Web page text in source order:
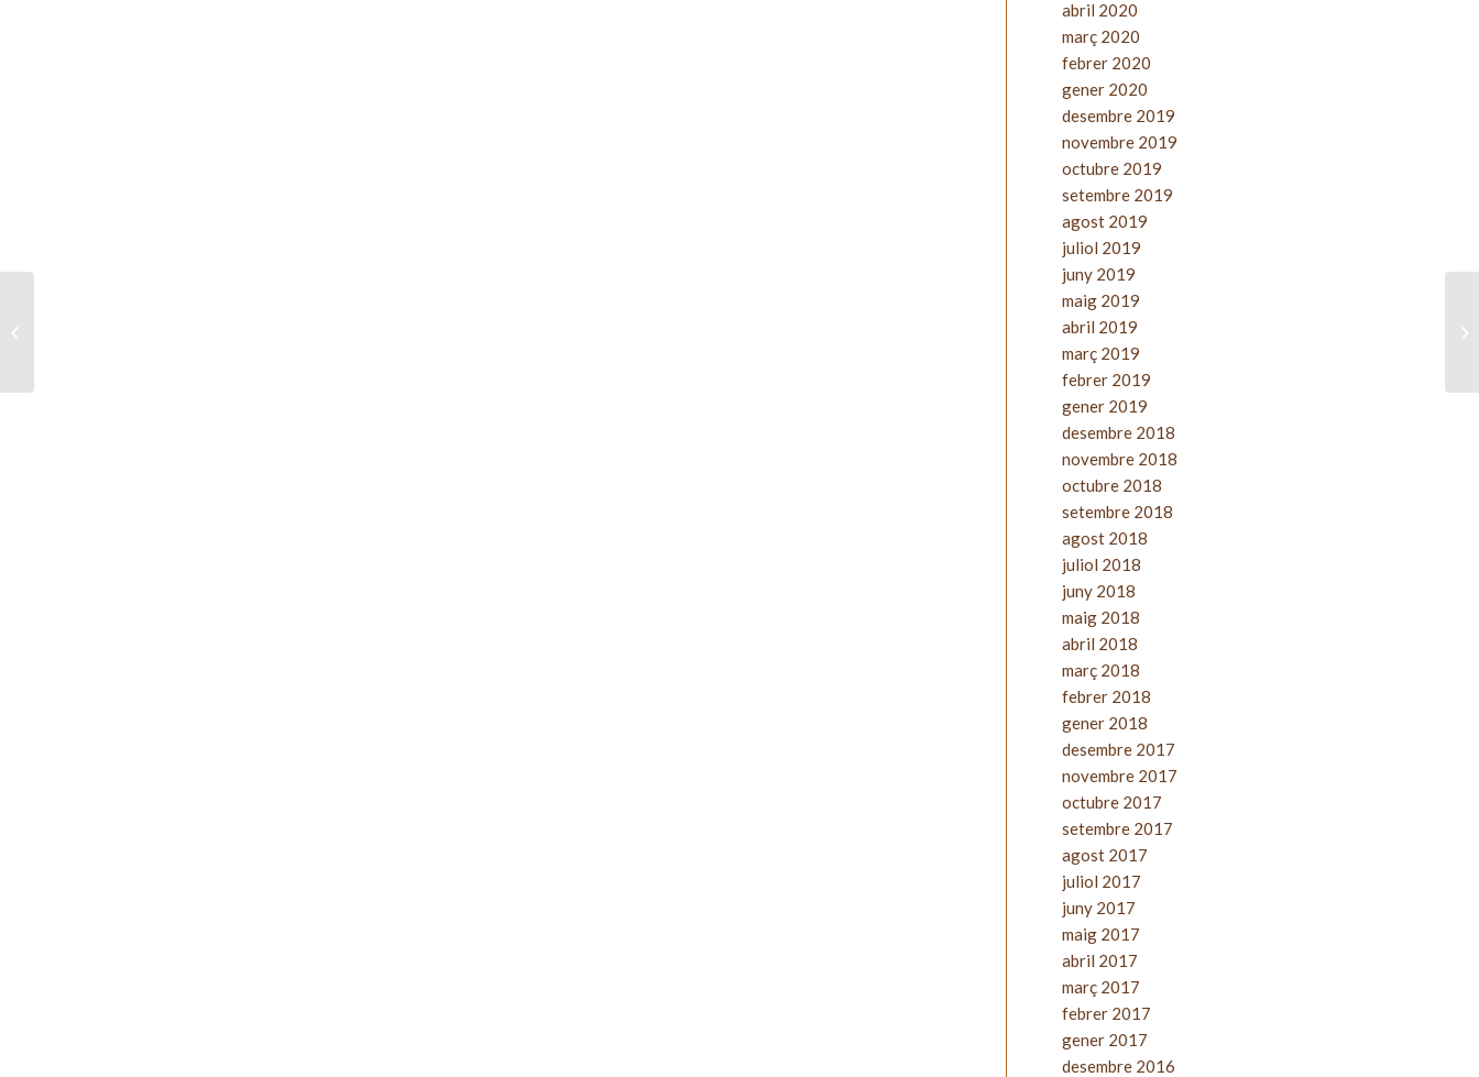
abril 2020
març 2020
febrer 2020
gener 2020
desembre 2019
novembre 2019
octubre 2019
setembre 2019
agost 2019
juliol 2019
juny 2019
maig 2019
abril 2019
març 2019
febrer 2019
gener 2019
desembre 2018
novembre 2018
octubre 2018
setembre 2018
agost 2018
juliol 2018
juny 2018
maig 2018
abril 2018
març 2018
febrer 2018
gener 2018
desembre 2017
novembre 2017
octubre 2017
setembre 2017
agost 2017
juliol 2017
juny 2017
maig 2017
abril 2017
març 2017
febrer 2017
gener 2017
desembre 2016